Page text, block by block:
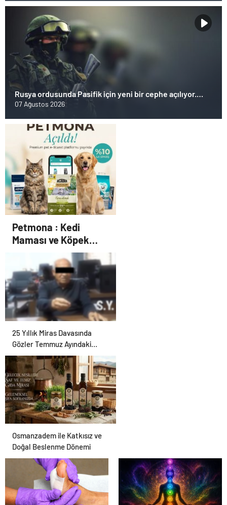
Rusya ordusunda Pasifik için yeni bir cephe açılıyor.
Çin’in ilk tepkisi!
07 Ağustos 2026
Petmona : Kedi
Maması ve Köpek
Maması İle Tüm Evcil
Hayvan Ürünleri
25 Yıllık Miras Davasında
Gözler Temmuz Ayındaki
Karar Duruşmasına Çevrildi
Osmanzadem ile Katkısız ve
Doğal Beslenme Dönemi